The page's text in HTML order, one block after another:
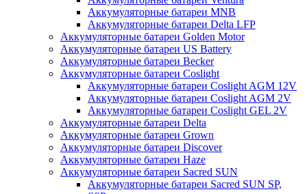
Аккумуляторные батареи MNB
Аккумуляторные батареи Delta LFP
Аккумуляторные батареи Golden Motor
Аккумуляторные батареи US Battery
Аккумуляторные батареи Becker
Аккумуляторные батареи Coslight
Аккумуляторные батареи Coslight AGM 12V
Аккумуляторные батареи Coslight AGM 2V
Аккумуляторные батареи Coslight GEL 2V
Аккумуляторные батареи Delta
Аккумуляторные батареи Grown
Аккумуляторные батареи Discover
Аккумуляторные батареи Haze
Аккумуляторные батареи Sacred SUN
Аккумуляторные батареи Sacred SUN SP,